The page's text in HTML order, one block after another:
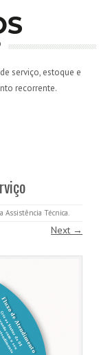
serviço, estoque e
recorrente.
Assistência Técnica.
Next →